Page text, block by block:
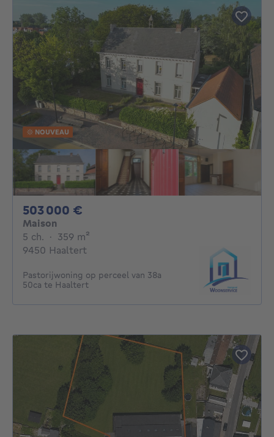
NOUVEAU
503 000 €
Maison
5 ch. 5 chambres
· 359 m²
9450 Haaltert
Pastorijwoning op perceel van 38a
50ca te Haaltert